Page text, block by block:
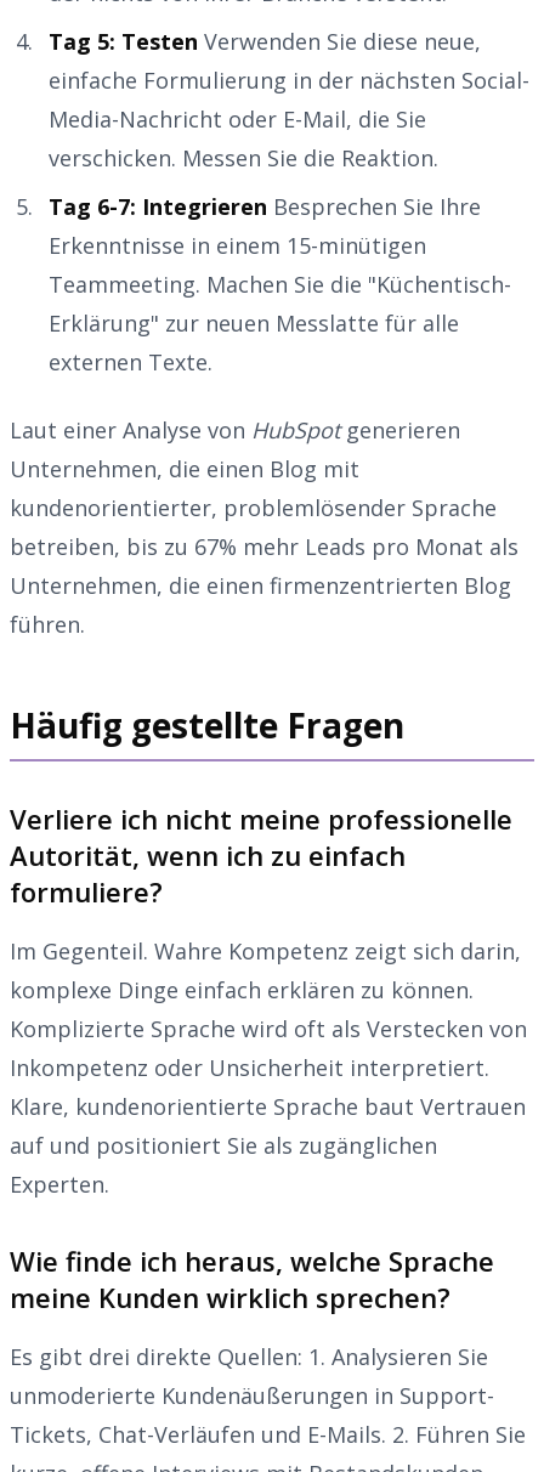
Tag 5: Testen Verwenden Sie diese neue,
einfache Formulierung in der nächsten Social-
Media-Nachricht oder E-Mail, die Sie
verschicken. Messen Sie die Reaktion.
Tag 6-7: Integrieren Besprechen Sie Ihre
Erkenntnisse in einem 15-minütigen
Teammeeting. Machen Sie die "Küchentisch-
Erklärung" zur neuen Messlatte für alle
externen Texte.
Laut einer Analyse von HubSpotgenerieren
Unternehmen, die einen Blog mit
kundenorientierter, problemlösender Sprache
betreiben, bis zu 67% mehr Leads pro Monat als
Unternehmen, die einen firmenzentrierten Blog
führen.
Häufig gestellte Fragen
Verliere ich nicht meine professionelle
Autorität, wenn ich zu einfach
formuliere?
Im Gegenteil. Wahre Kompetenz zeigt sich darin,
komplexe Dinge einfach erklären zu können.
Komplizierte Sprache wird oft als Verstecken von
Inkompetenz oder Unsicherheit interpretiert.
Klare, kundenorientierte Sprache baut Vertrauen
auf und positioniert Sie als zugänglichen
Experten.
Wie finde ich heraus, welche Sprache
meine Kunden wirklich sprechen?
Es gibt drei direkte Quellen: 1. Analysieren Sie
unmoderierte Kundenäußerungen in Support-
Tickets, Chat-Verläufen und E-Mails. 2. Führen Sie